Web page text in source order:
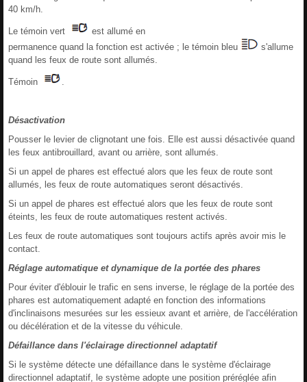
40 km/h.
Le témoin vert
est allumé en
permanence quand la fonction est activée ; le témoin bleu
s'allume
quand les feux de route sont allumés.
Témoin
Désactivation
Pousser le levier de clignotant une fois. Elle est aussi désactivée quand
les feux antibrouillard, avant ou arrière, sont allumés.
Si un appel de phares est effectué alors que les feux de route sont
allumés, les feux de route automatiques seront désactivés.
Si un appel de phares est effectué alors que les feux de route sont
éteints, les feux de route automatiques restent activés.
Les feux de route automatiques sont toujours actifs après avoir mis le
contact.
Réglage automatique et dynamique de la portée des phares
Pour éviter d'éblouir le trafic en sens inverse, le réglage de la portée des
phares est automatiquement adapté en fonction des informations
d'inclinaisons mesurées sur les essieux avant et arrière, de l'accélération
ou décélération et de la vitesse du véhicule.
Défaillance dans l'éclairage directionnel adaptatif
Si le système détecte une défaillance dans le système d'éclairage
directionnel adaptatif, le système adopte une position préréglée afin